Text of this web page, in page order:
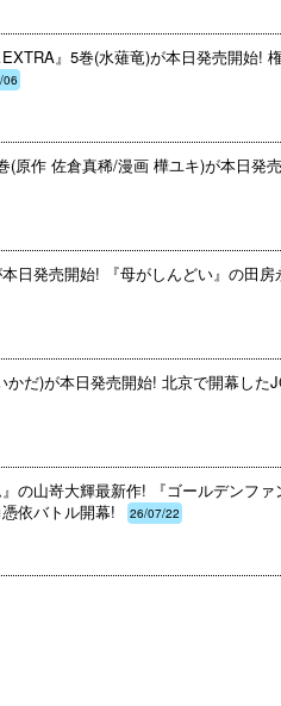
EXTRA』5巻(水薙竜)が本日発売開
06
(原作 佐倉真稀/漫画 樺ユキ)が本日
日発売開始! 『母がしんどい』の
かだ)が本日発売開始! 北京で開幕し
』の山嵜大輝最新作! 『ゴールデン
依バトル開幕!
26/07/22